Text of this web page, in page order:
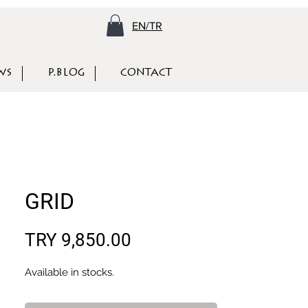
EN/TR
P.BLOG CONTACT
GRID
TRY 9,850.00
Available in stocks.